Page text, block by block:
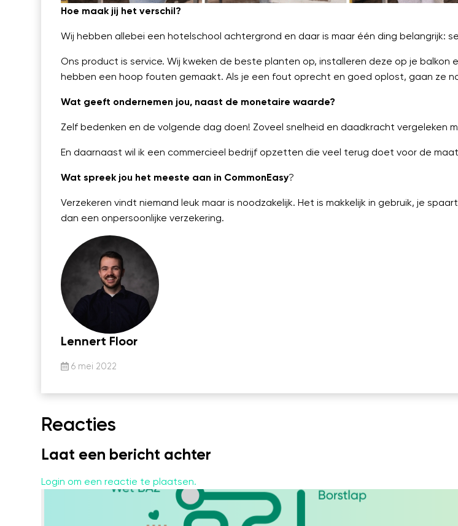
Hoe maak jij het verschil?
Wij hebben allebei een hotelschool achtergrond en daar is maar één ding belangrijk:
Ons product is service. Wij kweken de beste planten op, installeren deze op je balkon
hebben een hoop fouten gemaakt. Als je een fout oprecht en goed oplost, gaan ze
Wat geeft ondernemen jou, naast de monetaire waarde?
Zelf bedenken en de volgende dag doen! Zoveel snelheid en daadkracht vergeleken
En daarnaast wil ik een commercieel bedrijf opzetten die veel terug doet voor de
Wat spreek jou het meeste aan in CommonEasy?
Verzekeren vindt niemand leuk maar is noodzakelijk. Het is makkelijk in gebruik, je
dan een onpersoonlijke verzekering.
Lennert Floor
6 mei 2022
Reacties
Laat een bericht achter
Login om een reactie te plaatsen.